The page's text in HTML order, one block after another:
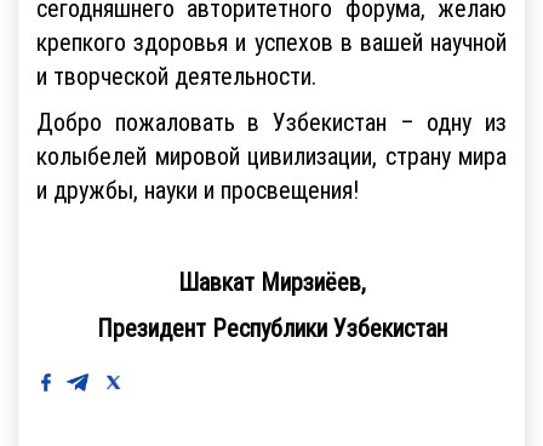
сегодняшнего авторитетного форума, желаю
крепкого здоровья и успехов в вашей научной
и творческой деятельности.
Добро пожаловать в Узбекистан – одну из
колыбелей мировой цивилизации, страну мира
и дружбы, науки и просвещения!
Шавкат Мирзиёев,
Президент Республики Узбекистан